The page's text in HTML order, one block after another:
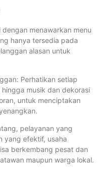
menawarkan menu
hanya tersedia pada
alasan untuk
Perhatikan setiap
musik dan dekorasi
untuk menciptakan
pelayanan yang
yang efektif, usaha
berkembang pesat dan
maupun warga lokal.